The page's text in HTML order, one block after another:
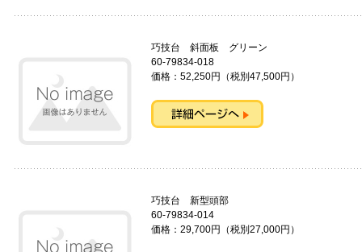
巧技台 斜面板 グリーン
60-79834-018
価格：52,250円（税別47,500円）
巧技台 新型頭部
60-79834-014
価格：29,700円（税別27,000円）